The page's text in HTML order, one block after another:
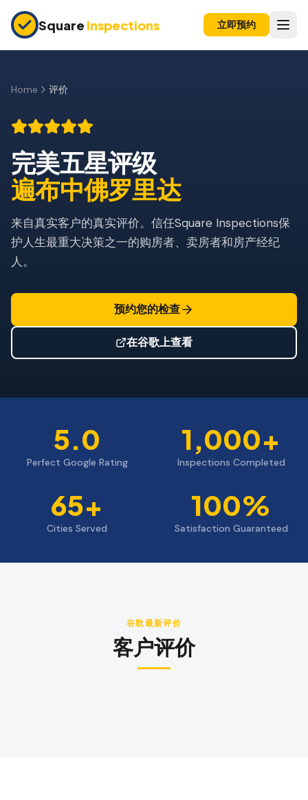
Square Inspections 立即预约
购房前检查
公寓检查
上市前检查
投资房产
年度维护
白蚁检查
Home 评价
Rated 5 out of 5 stars.
Home Inspection Reviews, Orlando, FL
完美五星评级
遍布中佛罗里达
来自真实客户的真实评价。信任Square Inspections保
护人生最重大决策之一的购房者、卖房者和房产经纪
人。
预约您的检查
在谷歌上查看
5.0
Perfect Google Rating
1,000+
Inspections Completed
65+
Cities Served
100%
Satisfaction Guaranteed
谷歌最新评价
客户评价